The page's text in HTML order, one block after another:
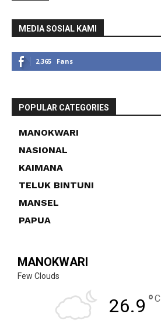
MEDIA SOSIAL KAMI
2,365 Fans
POPULAR CATEGORIES
MANOKWARI
NASIONAL
KAIMANA
TELUK BINTUNI
MANSEL
PAPUA
MANOKWARI
Few Clouds
26.9 °C